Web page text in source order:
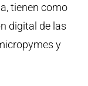
tienen como
digital de las
y